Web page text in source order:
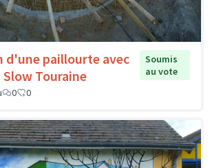
d'une paillourte avec
Touraine
Soumis
au vote
0 0